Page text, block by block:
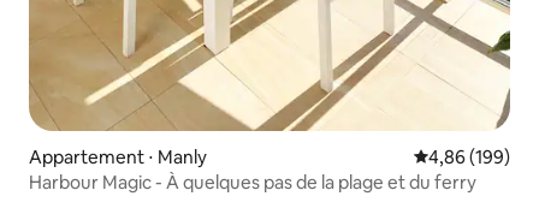
Appartement ⋅ Manly Évaluation
4,86 (199)
Harbour Magic - À quelques pas de la plage et du ferry